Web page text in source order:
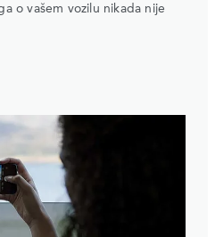
o vašem vozilu nikada nije